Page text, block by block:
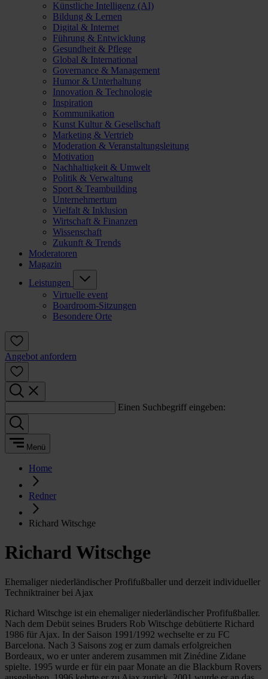
Künstliche Intelligenz (AI)
Bildung & Lernen
Digital & Internet
Führung & Entwicklung
Gesundheit & Pflege
Global & International
Governance & Management
Humor & Unterhaltung
Innovation & Technologie
Inspiration
Kommunikation
Kunst Kultur & Gesellschaft
Marketing & Vertrieb
Moderation & Veranstaltungsleitung
Motivation
Nachhaltigkeit & Umwelt
Politik & Verwaltung
Sport & Teambuilding
Unternehmertum
Vielfalt & Inklusion
Wirtschaft & Finanzen
Wissenschaft
Zukunft & Trends
Moderatoren
Magazin
Leistungen
Virtuelle event
Boardroom-Sitzungen
Besondere Orte
Angebot anfordern
Einen Suchbegriff eingeben:
Menü
Home
Redner
Richard Witschge
Richard Witschge
Ehemaliger niederländischer Profifußballer und derzeit individueller
Techniktrainer bei Ajax
Richard Witschge ist ein ehemaliger niederländischer Profifußballer.
Nach dem Debüt seines Bruders Rob Witschge debütierte Richard
1986 für Ajax. In der Saison 1991/1992 wechselte er zu FC
Barcelona. Nach 3 Saisons zog er zum damals erfolgreichen
Bordeaux, wo er unter anderem zusammen mit Zinédine Zidane
spielte. 1995 wurde er für ein paar Monate an die Blackburn Rovers